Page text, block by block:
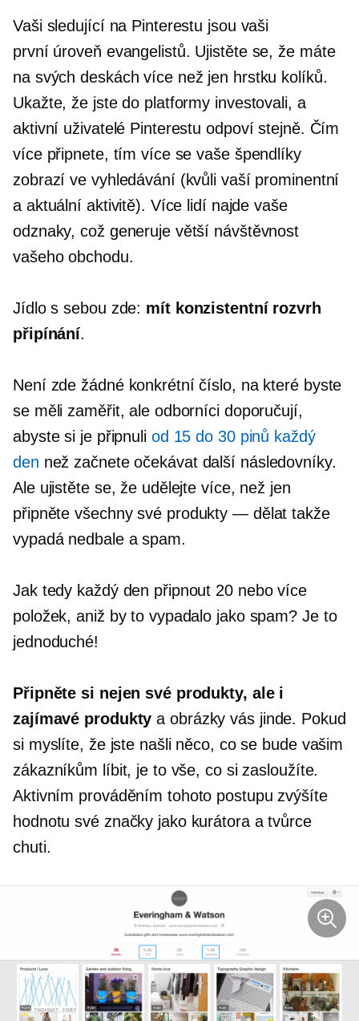
Vaši sledující na Pinterestu jsou vaši
první úroveň evangelistů. Ujistěte se, že máte
na svých deskách více než jen hrstku kolíků.
Ukažte, že jste do platformy investovali, a
aktivní uživatelé Pinterestu odpoví stejně. Čím
více připnete, tím více se vaše špendlíky
zobrazí ve vyhledávání (kvůli vaší prominentní
a aktuální aktivitě). Více lidí najde vaše
odznaky, což generuje větší návštěvnost
vašeho obchodu.
Jídlo s sebou zde: mít konzistentní rozvrh
připínání.
Není zde žádné konkrétní číslo, na které byste
se měli zaměřit, ale odborníci doporučují,
abyste si je připnuli od 15 do 30 pinů každý
den než začnete očekávat další následovníky.
Ale ujistěte se, že udělejte více, než jen
připněte všechny své produkty — dělat takže
vypadá nedbale a spam.
Jak tedy každý den připnout 20 nebo více
položek, aniž by to vypadalo jako spam? Je to
jednoduché!
Připněte si nejen své produkty, ale i
zajímavé produkty a obrázky vás jinde. Pokud
si myslíte, že jste našli něco, co se bude vašim
zákazníkům líbit, je to vše, co si zasloužíte.
Aktivním prováděním tohoto postupu zvýšíte
hodnotu své značky jako kurátora a tvůrce
chuti.